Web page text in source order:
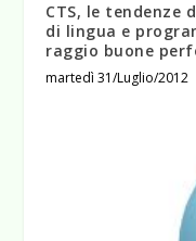
CTS, le tendenze
di lingua e
raggio buone
martedì 31/Luglio/2012